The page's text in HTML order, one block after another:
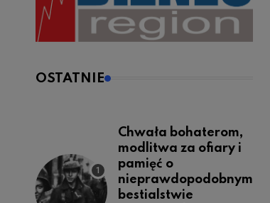
OSTATNIE
Chwała bohaterom,
modlitwa za ofiary i
pamięć o
nieprawdopodobnym
bestialstwie